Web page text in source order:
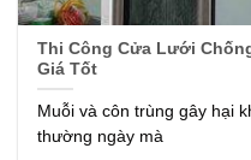
Thi Công Cửa Lưới
Giá Tốt
Muỗi và côn trùng gây hại
thường ngày mà